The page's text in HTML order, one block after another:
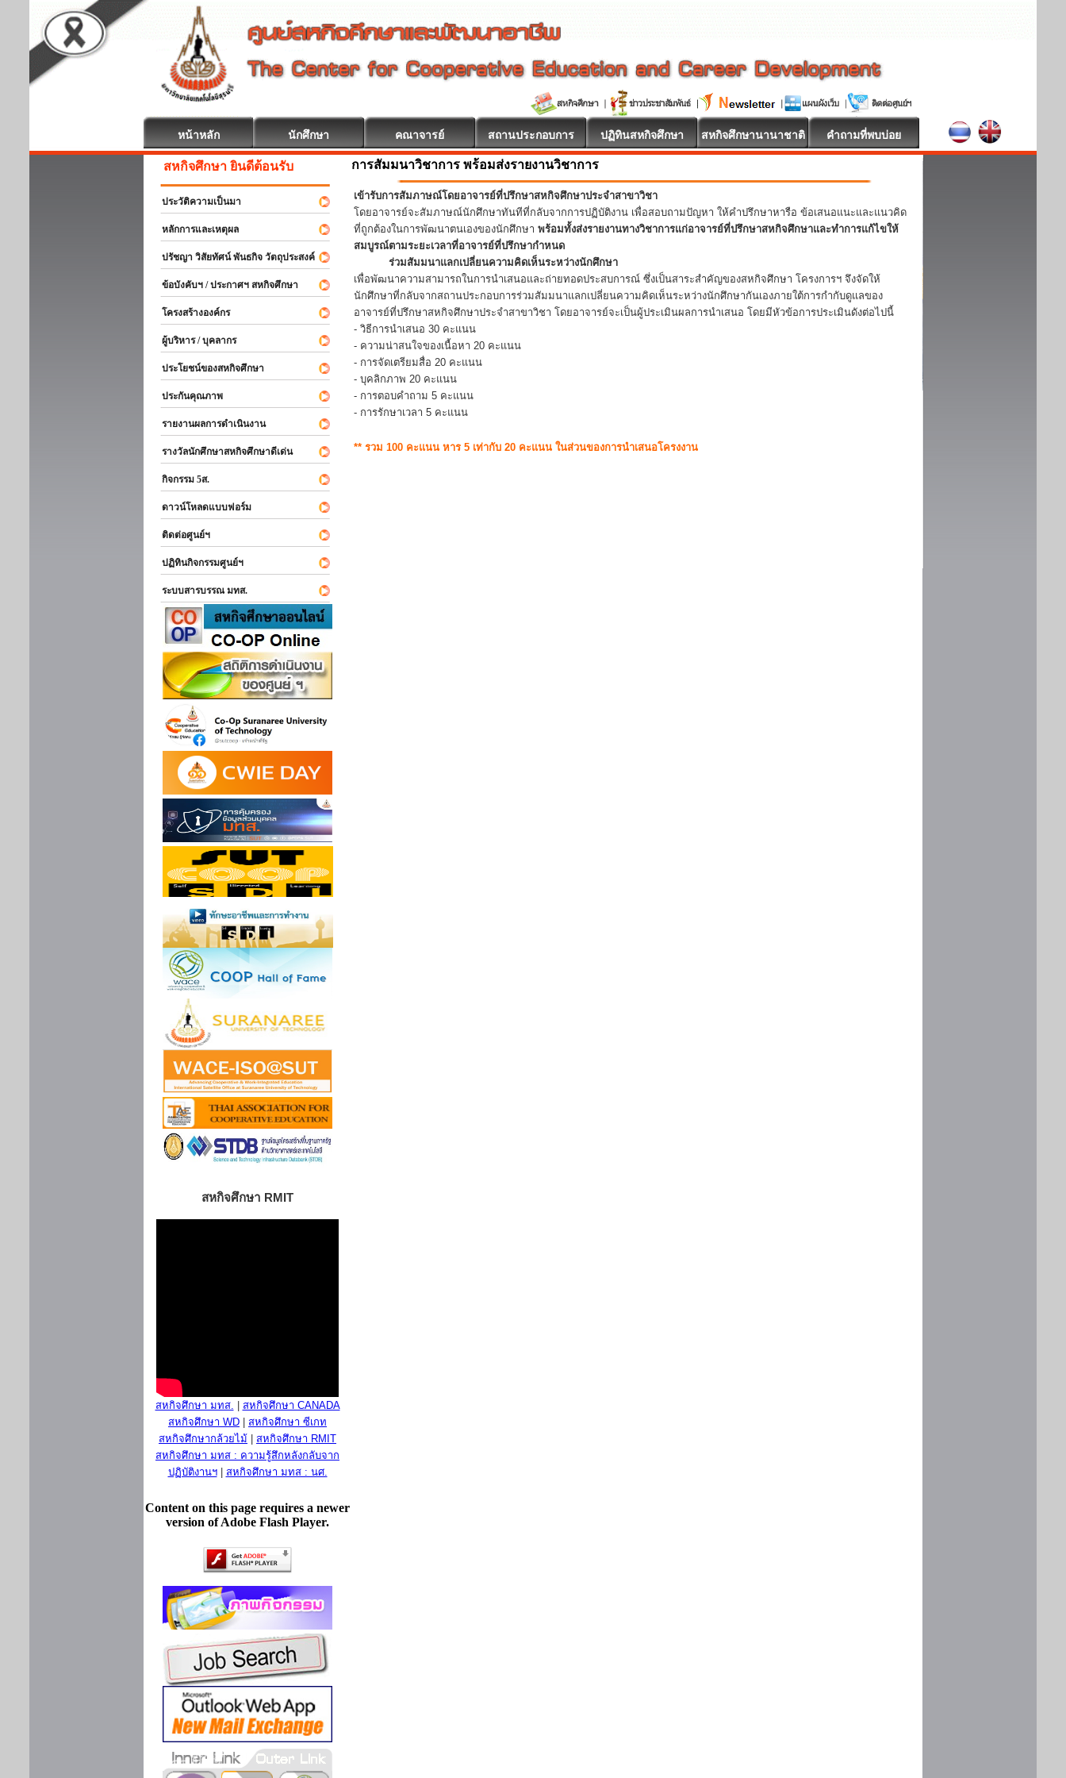
หน้าหลัก นักศึกษา คณาจารย์ สถานประกอบการ ปฏิทินสหกิจศึกษา สหกิจศึกษานานาชาติ คำถามที่พบบ่อย
สหกิจศึกษา ยินดีต้อนรับ
ประวัติความเป็นมา
หลักการและเหตุผล
ปรัชญา วิสัยทัศน์ พันธกิจ วัตถุประสงค์
ข้อบังคับฯ / ประกาศฯ สหกิจศึกษา
โครงสร้างองค์กร
ผู้บริหาร / บุคลากร
ประโยชน์ของสหกิจศึกษา
ประกันคุณภาพ
รายงานผลการดำเนินงาน
รางวัลนักศึกษาสหกิจศึกษาดีเด่น
กิจกรรม 5ส.
ดาวน์โหลดแบบฟอร์ม
ติดต่อศูนย์ฯ
ปฏิทินกิจกรรมศูนย์ฯ
ระบบสารบรรณ มทส.
สหกิจศึกษา RMIT
สหกิจศึกษา มทส.
สหกิจศึกษา CANADA
สหกิจศึกษา WD
สหกิจศึกษา ซีเกท
สหกิจศึกษากล้วยไม้
สหกิจศึกษา RMIT
สหกิจศึกษา มทส : ความรู้สึกหลังกลับจาก
ปฏิบัติงานฯ| สหกิจศึกษา มทส : นศ.
Content on this page requires a newer
version of Adobe Flash Player.
การสัมมนาวิชาการ พร้อมส่งรายงานวิชาการ
เข้ารับการสัมภาษณ์โดยอาจารย์ที่ปรึกษาสหกิจศึกษาประจำสาขาวิชา
โดยอาจารย์จะสัมภาษณ์นักศึกษาทันทีที่กลับจากการปฏิบัติงาน เพื่อสอบถามปัญหา ให้คำปรึกษาหารือ ข้อเสนอแนะและแนวคิด
ที่ถูกต้องในการพัฒนาตนเองของนักศึกษา พร้อมทั้งส่งรายงานทางวิชาการแก่อาจารย์ที่ปรึกษาสหกิจศึกษาและทำการแก้ไขให้
สมบูรณ์ตามระยะเวลาที่อาจารย์ที่ปรึกษากำหนด
ร่วมสัมมนาแลกเปลี่ยนความคิดเห็นระหว่างนักศึกษา
เพื่อพัฒนาความสามารถในการนำเสนอและถ่ายทอดประสบการณ์ ซึ่งเป็นสาระสำคัญของสหกิจศึกษา โครงการฯ จึงจัดให้
นักศึกษาที่กลับจากสถานประกอบการร่วมสัมมนาแลกเปลี่ยนความคิดเห็นระหว่างนักศึกษากันเองภายใต้การกำกับดูแลของ
อาจารย์ที่ปรึกษาสหกิจศึกษาประจำสาขาวิชา โดยอาจารย์จะเป็นผู้ประเมินผลการนำเสนอ โดยมีหัวข้อการประเมินดังต่อไปนี้
- วิธีการนำเสนอ 30 คะแนน
- ความน่าสนใจของเนื้อหา 20 คะแนน
- การจัดเตรียมสื่อ 20 คะแนน
- บุคลิกภาพ 20 คะแนน
- การตอบคำถาม 5 คะแนน
- การรักษาเวลา 5 คะแนน
** รวม 100 คะแนน หาร 5 เท่ากับ 20 คะแนน ในส่วนของการนำเสนอโครงงาน